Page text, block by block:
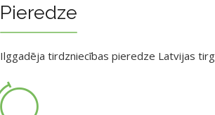
Pieredze
Ilggadēja tirdzniecības pieredze Latvijas